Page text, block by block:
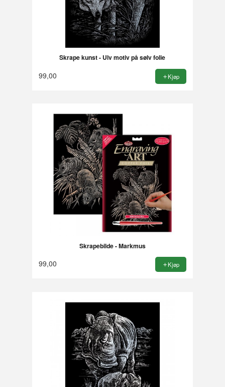
Skrape kunst - Ulv motiv på sølv folie
99,00 Kjøp
Skrapebilde - Markmus
99,00 Kjøp